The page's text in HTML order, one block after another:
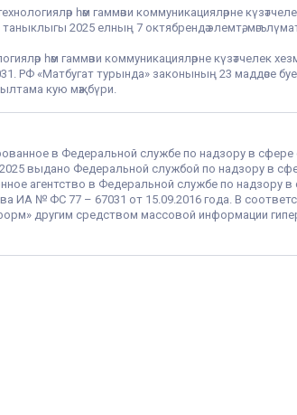
һәм гаммәви коммуникацияләрне
2025 елның 7 октябрендә элемтә,
һәм гаммәви коммуникацияләрне күзәтчелек
РФ «Матбугат турында» законының 23 маддәсе
кую мәҗбүри.
в Федеральной службе по надзору в
выдано Федеральной службой по надзору в
агентство в Федеральной службе по надзору
ИА № ФС 77 – 67031 от 15.09.2016 года. В
другим средством массовой информации